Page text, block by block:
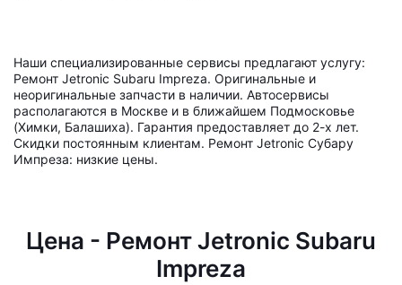
Наши специализированные сервисы предлагают услугу:
Ремонт Jetronic Subaru Impreza. Оригинальные и
неоригинальные запчасти в наличии. Автосервисы
располагаются в Москве и в ближайшем Подмосковье
(Химки, Балашиха). Гарантия предоставляет до 2-х лет.
Скидки постоянным клиентам. Ремонт Jetronic Субару
Импреза: низкие цены.
Цена - Ремонт Jetronic Subaru
Impreza